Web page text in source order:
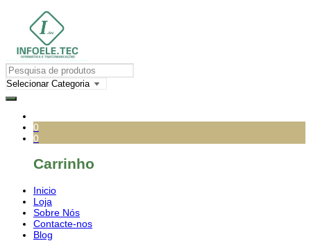
0
0
Carrinho
Inicio
Loja
Sobre Nós
Contacte-nos
Blog